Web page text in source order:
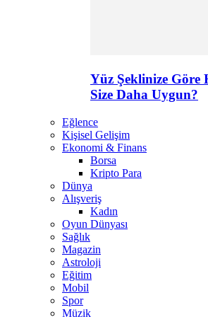
Yüz Şeklinize Göre
Size Daha Uygun?
Eğlence
Kişisel Gelişim
Ekonomi & Finans
Borsa
Kripto Para
Dünya
Alışveriş
Kadın
Oyun Dünyası
Sağlık
Magazin
Astroloji
Eğitim
Mobil
Spor
Müzik